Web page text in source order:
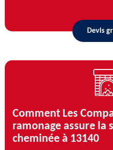
Devis
Comment Les
ramonage assure la
cheminée à 13140